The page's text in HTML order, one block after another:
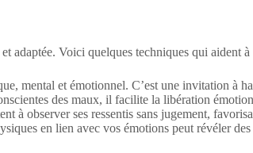
adaptée. Voici quelques techniques qui aident
mental et émotionnel. C’est une invitation à
des maux, il facilite la libération
à observer ses ressentis sans jugement,
en lien avec vos émotions peut révéler